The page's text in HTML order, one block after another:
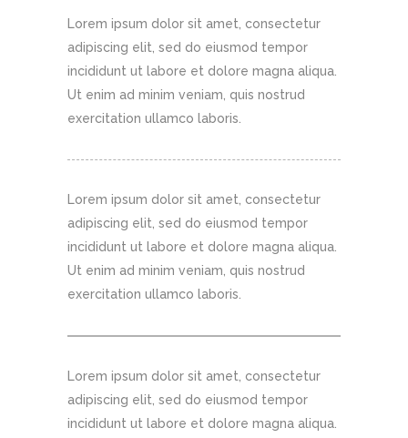
Lorem ipsum dolor sit amet, consectetur
adipiscing elit, sed do eiusmod tempor
incididunt ut labore et dolore magna aliqua.
Ut enim ad minim veniam, quis nostrud
exercitation ullamco laboris.
Lorem ipsum dolor sit amet, consectetur
adipiscing elit, sed do eiusmod tempor
incididunt ut labore et dolore magna aliqua.
Ut enim ad minim veniam, quis nostrud
exercitation ullamco laboris.
Lorem ipsum dolor sit amet, consectetur
adipiscing elit, sed do eiusmod tempor
incididunt ut labore et dolore magna aliqua.